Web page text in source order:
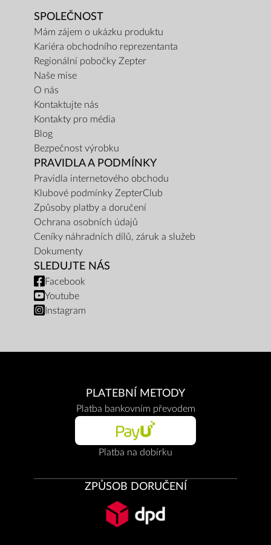
SPOLEČNOST
Mám zájem o ukázku produktu
Kariéra obchodního reprezentanta
Regionální pobočky Zepter
Naše mise
O nás
Kontaktujte nás
Kontakty pro média
Blog
Bezpečnost výrobku
PRAVIDLA A PODMÍNKY
Pravidla internetového obchodu
Klubové podmínky ZepterClub
Způsoby platby a doručení
Ochrana osobních údajů
Ceníky náhradních dílů, záruk a služeb
Dokumenty
SLEDUJTE NÁS
Facebook
Youtube
Instagram
PLATEBNÍ METODY
Platba bankovním převodem
Platba na dobírku
ZPŮSOB DORUČENÍ